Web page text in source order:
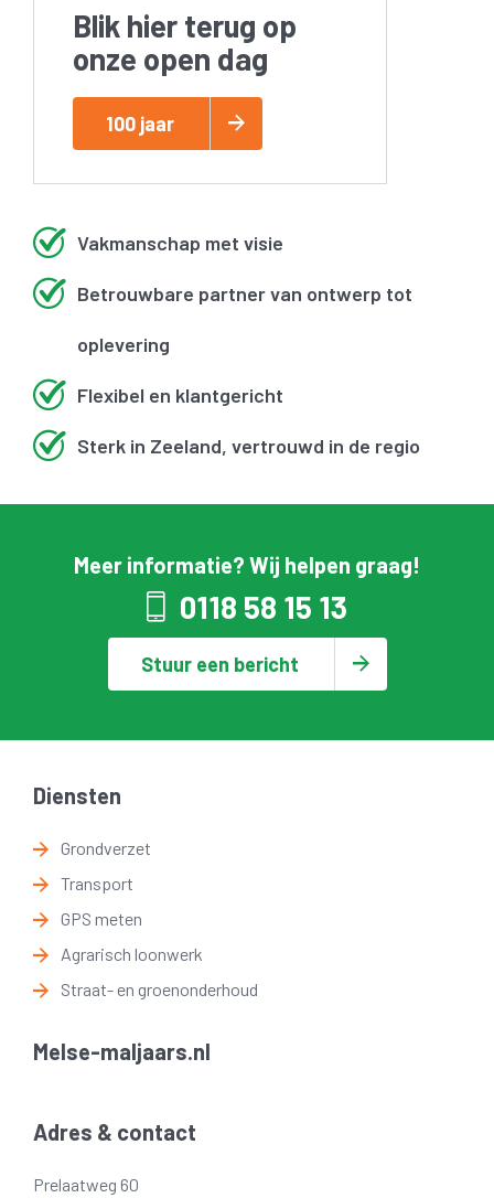
Blik hier terug op
onze open dag
100 jaar
Vakmanschap met visie
Betrouwbare partner van ontwerp tot
oplevering
Flexibel en klantgericht
Sterk in Zeeland, vertrouwd in de regio
Meer informatie? Wij helpen graag!
0118 58 15 13
Stuur een bericht
Diensten
Grondverzet
Transport
GPS meten
Agrarisch loonwerk
Straat- en groenonderhoud
Melse-maljaars.nl
Adres & contact
Prelaatweg 60